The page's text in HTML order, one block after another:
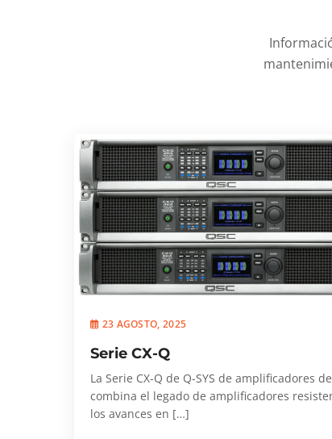
23 AGOSTO, 2025
Serie CX-Q
La Serie CX-Q de Q-SYS de amplificadores
combina el legado de amplificadores
los avances en […]